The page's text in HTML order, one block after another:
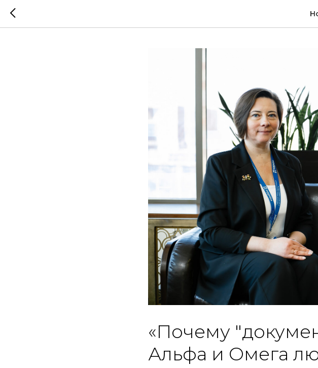
«Почему
Альфа и Омега